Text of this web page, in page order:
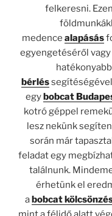
felkeresni.
medence alapásás
egyengetéséről
bérlés
egybobcat
kotró géppel
lesz nekünk
során már
feladat egy
találnunk.
érhetünk el
abobcat